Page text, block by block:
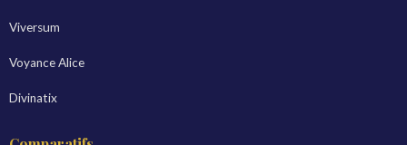
Viversum
Voyance Alice
Divinatix